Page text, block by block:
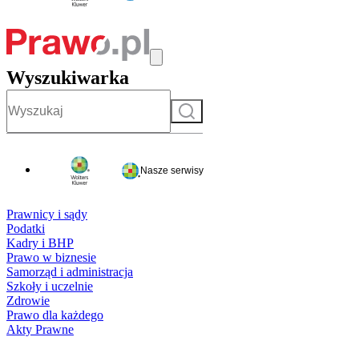
Wyszukiwarka
Szukaj
Nasze serwisy
Prawnicy i sądy
Podatki
Kadry i BHP
Prawo w biznesie
Samorząd i administracja
Szkoły i uczelnie
Zdrowie
Prawo dla każdego
Akty Prawne